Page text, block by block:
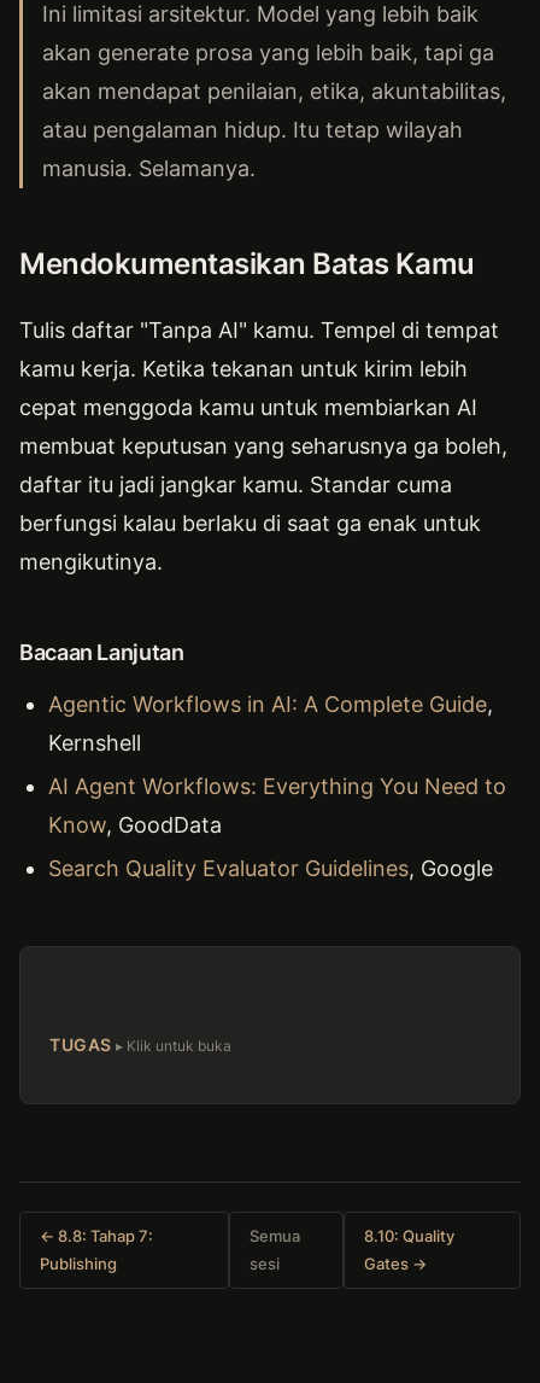
Ini limitasi arsitektur. Model yang lebih baik
akan generate prosa yang lebih baik, tapi ga
akan mendapat penilaian, etika, akuntabilitas,
atau pengalaman hidup. Itu tetap wilayah
manusia. Selamanya.
Mendokumentasikan Batas Kamu
Tulis daftar "Tanpa AI" kamu. Tempel di tempat
kamu kerja. Ketika tekanan untuk kirim lebih
cepat menggoda kamu untuk membiarkan AI
membuat keputusan yang seharusnya ga boleh,
daftar itu jadi jangkar kamu. Standar cuma
berfungsi kalau berlaku di saat ga enak untuk
mengikutinya.
Bacaan Lanjutan
Agentic Workflows in AI: A Complete Guide,
Kernshell
AI Agent Workflows: Everything You Need to
Know, GoodData
Search Quality Evaluator Guidelines, Google
TUGAS
← 8.8: Tahap 7:
Publishing
Semua
sesi
8.10: Quality
Gates →